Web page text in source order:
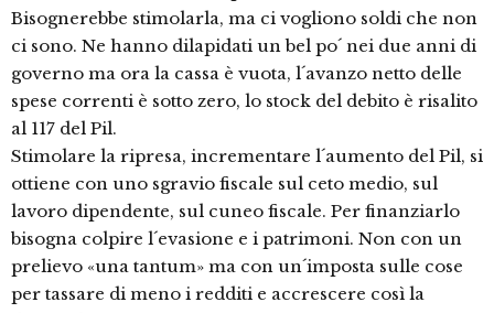
Bisognerebbe stimolarla, ma ci vogliono soldi che non
ci sono. Ne hanno dilapidati un bel po´ nei due anni di
governo ma ora la cassa è vuota, l´avanzo netto delle
spese correnti è sotto zero, lo stock del debito è risalito
al 117 del Pil.
Stimolare la ripresa, incrementare l´aumento del Pil, si
ottiene con uno sgravio fiscale sul ceto medio, sul
lavoro dipendente, sul cuneo fiscale. Per finanziarlo
bisogna colpire l´evasione e i patrimoni. Non con un
prelievo «una tantum» ma con un´imposta sulle cose
per tassare di meno i redditi e accrescere così la